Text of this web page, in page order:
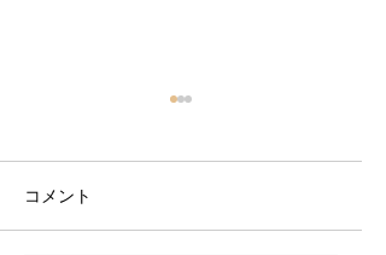
コメント